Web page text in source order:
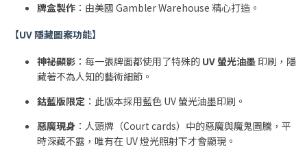
牌盒製作 ：由美國 Gambler Warehouse 精心打造。
【UV 隱藏圖案功能】
神祕顯影 ：每一張牌面都使用了特殊的 UV 螢光油墨 印刷，隱
藏著不為人知的藝術細節。
鈷藍版限定 ：此版本採用藍色 UV 螢光油墨印刷。
惡魔現身 ：人頭牌（Court cards）中的惡魔與魔鬼圖騰，平
時深藏不露，唯有在 UV 燈光照射下才會顯現。